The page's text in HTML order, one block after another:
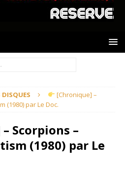
DISQUES
[Chronique] –
(1980) par Le Doc.
Scorpions –
(1980) par Le